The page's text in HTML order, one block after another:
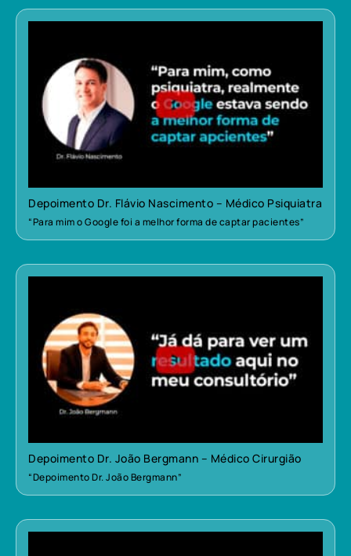
Depoimento Dr. Flávio Nascimento – Médico Psiquiatra
“Para mim o Google foi a melhor forma de captar pacientes”
Depoimento Dr. João Bergmann – Médico Cirurgião
“Depoimento Dr. João Bergmann”